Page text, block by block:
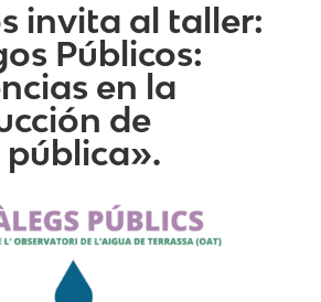
invita al taller:
Públicos:
en la
de